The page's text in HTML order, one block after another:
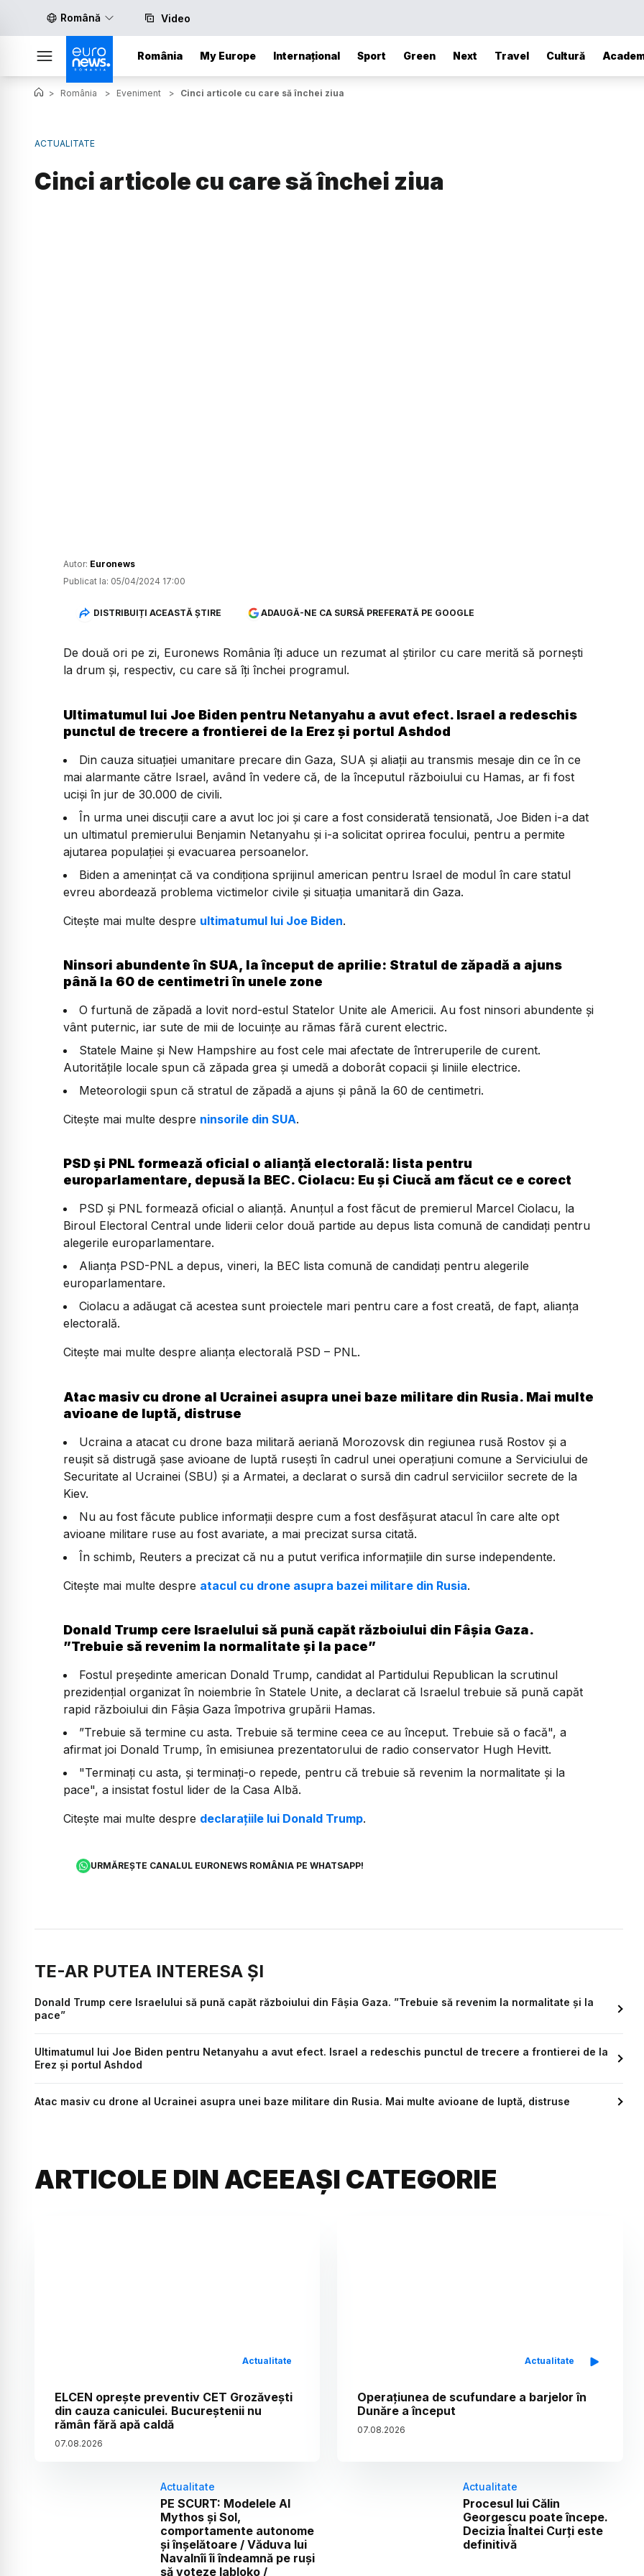
Română Video
România My Europe Internațional Sport Green Next Travel Cultură
> România > Eveniment > Cinci articole cu care să închei ziua
ACTUALITATE
Cinci articole cu care să închei ziua
Autor: Euronews
Publicat la: 05/04/2024 17:00
DISTRIBUIȚI ACEASTĂ ȘTIRE ADAUGĂ-NE CA SURSĂ PREFERATĂ PE GOOGLE
De două ori pe zi, Euronews România îți aduce un rezumat al știrilor cu care merită să pornești
la drum și, respectiv, cu care să îți închei programul.
Ultimatumul lui Joe Biden pentru Netanyahu a avut efect. Israel a redeschis
punctul de trecere a frontierei de la Erez și portul Ashdod
Din cauza situației umanitare precare din Gaza, SUA și aliații au transmis mesaje din ce în ce
mai alarmante către Israel, având în vedere că, de la începutul războiului cu Hamas, ar fi fost
uciși în jur de 30.000 de civili.
În urma unei discuții care a avut loc joi și care a fost considerată tensionată, Joe Biden i-a dat
un ultimatul premierului Benjamin Netanyahu și i-a solicitat oprirea focului, pentru a permite
ajutarea populației și evacuarea persoanelor.
Biden a amenințat că va condiționa sprijinul american pentru Israel de modul în care statul
evreu abordează problema victimelor civile și situația umanitară din Gaza.
Citește mai multe despre ultimatumul lui Joe Biden.
Ninsori abundente în SUA, la început de aprilie: Stratul de zăpadă a ajuns
până la 60 de centimetri în unele zone
O furtună de zăpadă a lovit nord-estul Statelor Unite ale Americii. Au fost ninsori abundente și
vânt puternic, iar sute de mii de locuințe au rămas fără curent electric.
Statele Maine și New Hampshire au fost cele mai afectate de întreruperile de curent.
Autoritățile locale spun că zăpada grea și umedă a doborât copacii și liniile electrice.
Meteorologii spun că stratul de zăpadă a ajuns și până la 60 de centimetri.
Citește mai multe despre ninsorile din SUA.
PSD și PNL formează oficial o alianță electorală: lista pentru
europarlamentare, depusă la BEC. Ciolacu: Eu și Ciucă am făcut ce e corect
PSD și PNL formează oficial o alianță. Anunțul a fost făcut de premierul Marcel Ciolacu, la
Biroul Electoral Central unde liderii celor două partide au depus lista comună de candidați pentru
alegerile europarlamentare.
Alianţa PSD-PNL a depus, vineri, la BEC lista comună de candidaţi pentru alegerile
europarlamentare.
Ciolacu a adăugat că acestea sunt proiectele mari pentru care a fost creată, de fapt, alianța
electorală.
Citește mai multe despre alianța electorală PSD – PNL.
Atac masiv cu drone al Ucrainei asupra unei baze militare din Rusia. Mai multe
avioane de luptă, distruse
Ucraina a atacat cu drone baza militară aeriană Morozovsk din regiunea rusă Rostov și a
reușit să distrugă șase avioane de luptă rusești în cadrul unei operațiuni comune a Serviciului de
Securitate al Ucrainei (SBU) și a Armatei, a declarat o sursă din cadrul serviciilor secrete de la
Kiev.
Nu au fost făcute publice informații despre cum a fost desfășurat atacul în care alte opt
avioane militare ruse au fost avariate, a mai precizat sursa citată.
În schimb, Reuters a precizat că nu a putut verifica informațiile din surse independente.
Citește mai multe despre atacul cu drone asupra bazei militare din Rusia.
Donald Trump cere Israelului să pună capăt războiului din Fâșia Gaza.
”Trebuie să revenim la normalitate şi la pace”
Fostul președinte american Donald Trump, candidat al Partidului Republican la scrutinul
prezidențial organizat în noiembrie în Statele Unite, a declarat că Israelul trebuie să pună capăt
rapid războiului din Fâșia Gaza împotriva grupării Hamas.
”Trebuie să termine cu asta. Trebuie să termine ceea ce au început. Trebuie să o facă", a
afirmat joi Donald Trump, în emisiunea prezentatorului de radio conservator Hugh Hevitt.
"Terminaţi cu asta, şi terminaţi-o repede, pentru că trebuie să revenim la normalitate şi la
pace", a insistat fostul lider de la Casa Albă.
Citește mai multe despre declarațiile lui Donald Trump.
URMĂREȘTE CANALUL EURONEWS ROMÂNIA PE WHATSAPP!
TE-AR PUTEA INTERESA ȘI
Donald Trump cere Israelului să pună capăt războiului din Fâșia Gaza. ”Trebuie să revenim la normalitate şi la
pace”
Ultimatumul lui Joe Biden pentru Netanyahu a avut efect. Israel a redeschis punctul de trecere a frontierei de la
Erez și portul Ashdod
Atac masiv cu drone al Ucrainei asupra unei baze militare din Rusia. Mai multe avioane de luptă, distruse
ARTICOLE DIN ACEEAȘI CATEGORIE
Actualitate
ELCEN oprește preventiv CET Grozăvești
din cauza caniculei. Bucureștenii nu
rămân fără apă caldă
07.08.2026
Actualitate
Operațiunea de scufundare a barjelor în
Dunăre a început
07.08.2026
Actualitate
PE SCURT: Modelele AI
Mythos și Sol,
comportamente autonome
și înșelătoare / Văduva lui
Navalnîi îi îndeamnă pe ruși
să voteze Iabloko /
Actualitate
Procesul lui Călin
Georgescu poate începe.
Decizia Înaltei Curți este
definitivă